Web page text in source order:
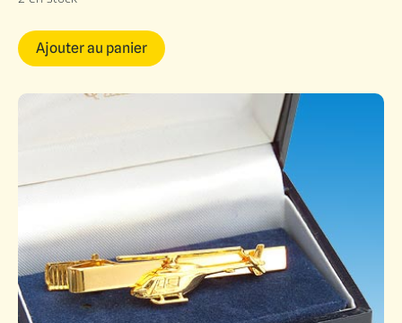
Ajouter au panier